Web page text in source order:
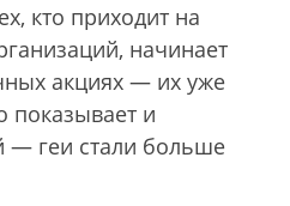
кто приходит на
начинает
акциях — их уже
и
— геи стали больше